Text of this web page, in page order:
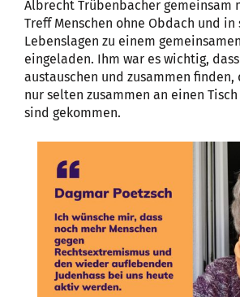
Albrecht Trübenbacher gemeinsam
Treff Menschen ohne Obdach und in
Lebenslagen zu einem
eingeladen. Ihm war es wichtig,
austauschen und zusammen finden,
nur selten zusammen an einen
sind gekommen.